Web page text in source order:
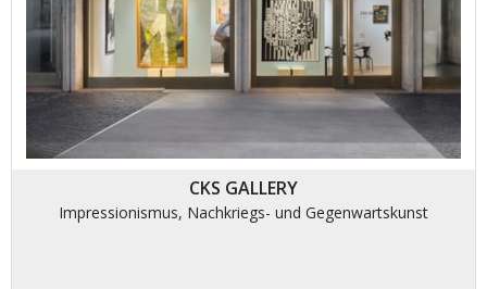
CKS GALLERY
Impressionismus, Nachkriegs- und Gegenwartskunst